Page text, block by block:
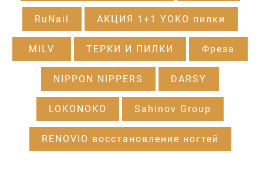
RuNail АКЦИЯ 1+1 YOKO пилки
MILV ТЕРКИ И ПИЛКИ Фреза
NIPPON NIPPERS DARSY
LOKONOKO Sahinov Group
RENOVIO восстановление ногтей